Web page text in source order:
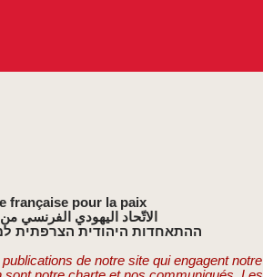
française pour la paix
الاتّحاد اليهودي الفرنسي
ההתאחדות היהודית הצרפתית
de notre site qui engagent notre